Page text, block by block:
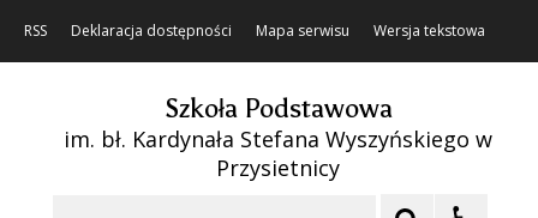
RSS Deklaracja dostępności Mapa serwisu Wersja tekstowa
Szkoła Podstawowa
im. bł. Kardynała Stefana Wyszyńskiego w
Przysietnicy